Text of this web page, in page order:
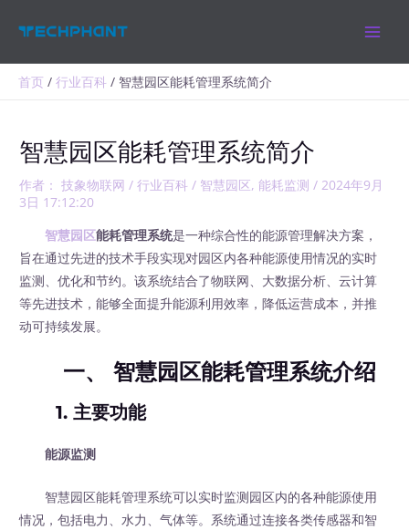
首页 行业百科 智慧园区能耗管理系统简介
智慧园区能耗管理系统简介
作者： 技象物联网/行业百科 / 智慧园区,能耗监测 /2024年9月
3日 17:12:20
智慧园区能耗管理系统是一种综合性的能源管理解决方案，
旨在通过先进的技术手段实现对园区内各种能源使用情况的实时
监测、优化和节约。该系统结合了物联网、大数据分析、云计算
等先进技术，能够全面提升能源利用效率，降低运营成本，并推
动可持续发展。
一、 智慧园区能耗管理系统介绍
1. 主要功能
能源监测
智慧园区能耗管理系统可以实时监测园区内的各种能源使用
情况，包括电力、水力、气体等。系统通过连接各类传感器和智